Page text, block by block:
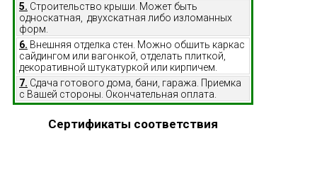
5. Строительство крыши. Может быть
односкатная, двухскатная либо изломанных
форм.
6. Внешняя отделка стен. Можно обшить каркас
сайдингом или вагонкой, отделать плиткой,
декоративной штукатуркой или кирпичем.
7. Сдача готового дома, бани, гаража. Приемка
с Вашей стороны. Окончательная оплата.
Сертификаты соответствия